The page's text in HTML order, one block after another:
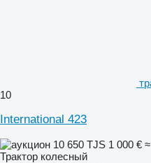
10
International 423
10 650 TJS 1 000 €
Трактор колесный